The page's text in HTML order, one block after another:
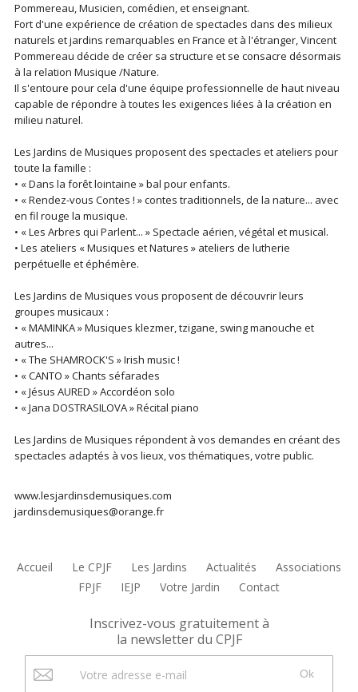
Pommereau, Musicien, comédien, et enseignant.
Fort d'une expérience de création de spectacles dans des milieux
naturels et jardins remarquables en France et à l'étranger, Vincent
Pommereau décide de créer sa structure et se consacre désormais
à la relation Musique /Nature.
Il s'entoure pour cela d'une équipe professionnelle de haut niveau
capable de répondre à toutes les exigences liées à la création en
milieu naturel.
Les Jardins de Musiques proposent des spectacles et ateliers pour
toute la famille :
• « Dans la forêt lointaine » bal pour enfants.
• « Rendez-vous Contes ! » contes traditionnels, de la nature... avec
en fil rouge la musique.
• « Les Arbres qui Parlent... » Spectacle aérien, végétal et musical.
• Les ateliers « Musiques et Natures » ateliers de lutherie
perpétuelle et éphémère.
Les Jardins de Musiques vous proposent de découvrir leurs
groupes musicaux :
• « MAMINKA » Musiques klezmer, tzigane, swing manouche et
autres...
• « The SHAMROCK'S » Irish music !
• « CANTO » Chants séfarades
• « Jésus AURED » Accordéon solo
• « Jana DOSTRASILOVA » Récital piano
Les Jardins de Musiques répondent à vos demandes en créant des
spectacles adaptés à vos lieux, vos thématiques, votre public.
www.lesjardinsdemusiques.com
jardinsdemusiques@orange.fr
Accueil Le CPJF Les Jardins Actualités
Associations
FPJF
IEJP Votre Jardin Contact
Inscrivez-vous gratuitement à
la newsletter du CPJF
Ok